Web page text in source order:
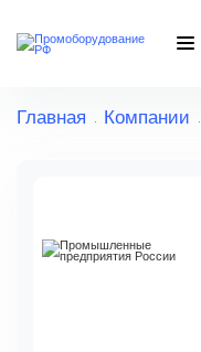
Главная Компании